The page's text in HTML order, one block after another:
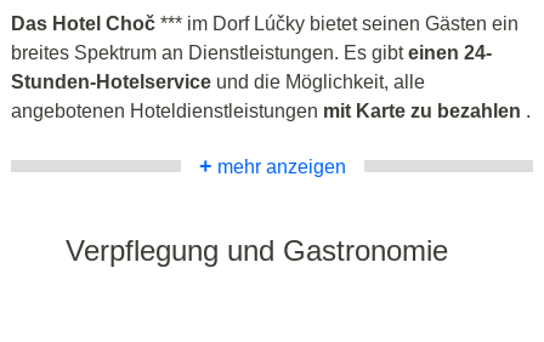
Das Hotel Choč *** im Dorf Lúčky bietet seinen Gästen ein
breites Spektrum an Dienstleistungen. Es gibteinen 24-
Stunden-Hotelservice und die Möglichkeit, alle
angebotenen Hoteldienstleistungen mit Karte zu bezahlen .
+ mehr anzeigen
Verpflegung und Gastronomie